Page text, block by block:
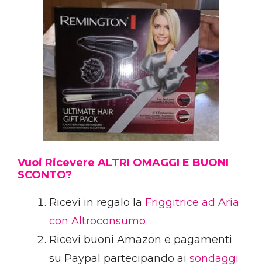
Vuoi Ricevere ALTRI OMAGGI E BUONI
SCONTO?
Ricevi in regalo la Friggitrice ad Aria
con Altroconsumo
Ricevi buoni Amazon e pagamenti
su Paypal partecipando ai sondaggi